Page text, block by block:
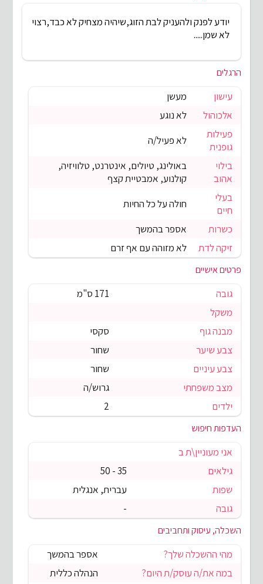
יודע לפנק ולהעניק לבת הזוג,שיהיה מצחיק לא כבד,רצוי
לא שמן.....
הרגלים
עישון
מעשן
אלכוהול
לא נוגע
פעילות
גופנית
לא פעיל/ה
בילוי
אהוב
באולינג, טיולים, אינטרנט, טלוויזיה,
קולנוע, אמבטיית קצף
בעלי
חיים
חולה על כל החיות
כשרות
אספר בהמשך
זיקה לדת
לא מזוהה עם אף זרם
פרטים אישיים
גובה
171 ס"מ
משקל
מבנה גוף
סקסי
צבע שיער
שחור
צבע עיניים
שחור
מצב משפחתי
גרוש/ה
ילדים
2
העדפות חיפוש
אני מעוניין\ת ב
גילאים
35 - 50
שפות
עברית, אנגלית
גובה
-
השכלה, עיסוק ותחביבים
מהי ההשכלה שלך?
אספר בהמשך
במה את/ה עוסק/ת היום?
הנהלה כללית